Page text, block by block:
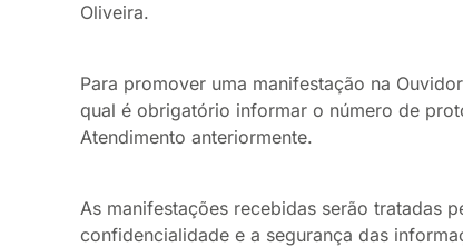
Oliveira.
Para promover uma manifestação na
qual é obrigatório informar o número de
Atendimento anteriormente.
As manifestações recebidas serão tratadas
confidencialidade e a segurança das